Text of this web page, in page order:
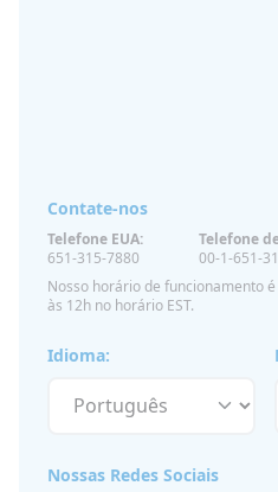
Idioma:
Contate-nos
Telefone EUA:
651-315-7880
Telefone
00-1-651-
Nosso horário de funcionamento é
às 12h no horário EST.
Nossas Redes Sociais